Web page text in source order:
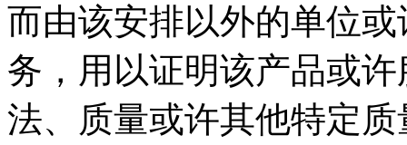
而由该安排以外的单位
务，用以证明该产品或
法、质量或许其他特定